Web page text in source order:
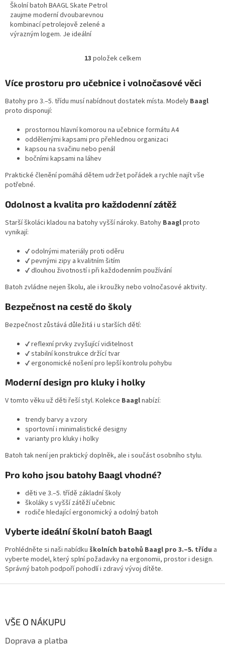
Školní batoh BAAGL Skate Petrol
zaujme moderní dvoubarevnou
kombinací petrolejově zelené a
výrazným logem. Je ideální
O
l
d
í
p
r
y
p
s
13 položek celkem
Více prostoru pro učebnice i volnočasové věci
Batohy pro 3.–5. třídu musí nabídnout dostatek místa. Modely Baagl
proto disponují:
prostornou hlavní komorou na učebnice formátu A4
oddělenými kapsami pro přehlednou organizaci
kapsou na svačinu nebo penál
bočními kapsami na láhev
Praktické členění pomáhá dětem udržet pořádek a rychle najít vše
potřebné.
Odolnost a kvalita pro každodenní zátěž
Starší školáci kladou na batohy vyšší nároky. Batohy Baaglproto
vynikají:
✔️ odolnými materiály proti oděru
✔️ pevnými zipy a kvalitním šitím
✔️ dlouhou životností i při každodenním používání
Batoh zvládne nejen školu, ale i kroužky nebo volnočasové aktivity.
Bezpečnost na cestě do školy
Bezpečnost zůstává důležitá i u starších dětí:
✔️ reflexní prvky zvyšující viditelnost
✔️ stabilní konstrukce držící tvar
✔️ ergonomické nošení pro lepší kontrolu pohybu
Moderní design pro kluky i holky
V tomto věku už děti řeší styl. Kolekce Baaglnabízí:
trendy barvy a vzory
sportovní i minimalistické designy
varianty pro kluky i holky
Batoh tak není jen praktický doplněk, ale i součást osobního stylu.
Pro koho jsou batohy Baagl vhodné?
děti ve 3.–5. třídě základní školy
školáky s vyšší zátěží učebnic
rodiče hledající ergonomický a odolný batoh
Vyberte ideální školní batoh Baagl
Prohlédněte si naši nabídku školních batohů Baagl pro 3.–5. třídu a
vyberte model, který splní požadavky na ergonomii, prostor i design.
Správný batoh podpoří pohodlí i zdravý vývoj dítěte.
VŠE O NÁKUPU
Doprava a platba